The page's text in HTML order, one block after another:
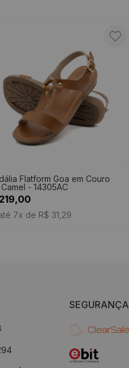
Flatform Goa em Couro
- 14305AC
7x de R$ 31,29
SEGURANÇA